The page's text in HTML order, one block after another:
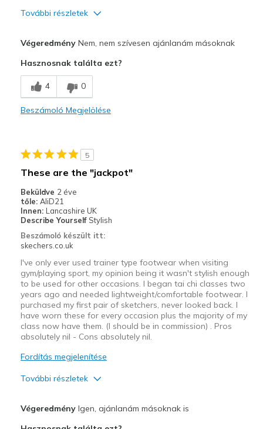
További részletek
Kontra
3 hónap után kiszakadt
Gyenge minőségű
Hétköznapi viselet
Méretezés
Nézetek a cipőkről
Csak Skechers tudok hordani
VégeredményNem, nem szívesen ajánlanám másoknak
Hasznosnak találta ezt?
4 0
Beszámoló Megjelölése
5
These are the "jackpot"
Beküldve 2 éve
tőle: AliD21
Innen: Lancashire UK
Describe Yourself Stylish
Beszámoló készült itt:
skechers.co.uk
I've only ever used trainer type footwear when visiting
gym/playing sport, my opinion being it wasn't stylish enough
to be used for other occasions. I began tai chi classes two
years ago and needed lightweight/comfortable footwear. I
purchased my first pair of sketchers, never looked back. I
have worn these for every occasion plus the majority of my
class now have them. (I should be in commission) . Pros
absolutely nil - Cons absolutely nil.
Fordítás megjelenítése
További részletek
VégeredményIgen, ajánlanám másoknak is